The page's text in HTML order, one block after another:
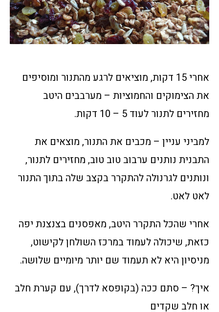
אחרי 15 דקות, מוציאים לרגע מהתנור ומוסיפים
את הצימוקים והחמוציות – מערבבים היטב
מחזירים לתנור לעוד 5 – 10 דקות.
למביני עניין – מכבים את התנור, מוצאים את
התבנית נותנים ערבוב טוב טוב, מחזירים לתנור,
ונותנים לגרנולה להתקרר בקצב שלה בתוך התנור
לאט לאט.
אחרי שהכל התקרר היטב, מאפסנים בצנצנת יפה
כזאת, שיכולה לעמוד במרכז השולחן לקישוט,
מניסיון היא לא תעמוד שם יותר מיומיים שלושה.
איך? – סתם ככה (בקופסא לדרך), עם קערת חלב
או חלב שקדים